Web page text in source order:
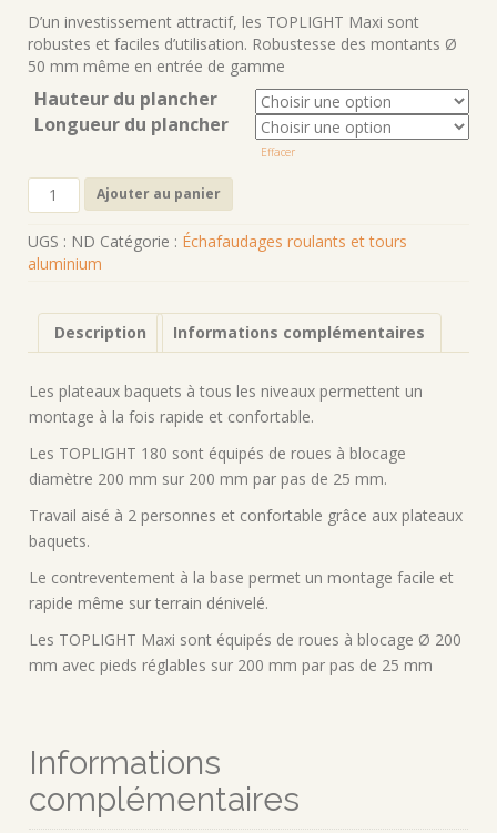
à
2.414,00€
D’un investissement attractif, les TOPLIGHT Maxi sont
robustes et faciles d’utilisation. Robustesse des montants Ø
50 mm même en entrée de gamme
Hauteur du plancher
Longueur du plancher
Effacer
quantité
de
2
Ajouter au panier
UGS : ND Catégorie : Échafaudages roulants et tours
aluminium
Description Informations complémentaires
Les plateaux baquets à tous les niveaux permettent un
montage à la fois rapide et confortable.
Les TOPLIGHT 180 sont équipés de roues à blocage
diamètre 200 mm sur 200 mm par pas de 25 mm.
Travail aisé à 2 personnes et confortable grâce aux plateaux
baquets.
Le contreventement à la base permet un montage facile et
rapide même sur terrain dénivelé.
Les TOPLIGHT Maxi sont équipés de roues à blocage Ø 200
mm avec pieds réglables sur 200 mm par pas de 25 mm
Informations
complémentaires